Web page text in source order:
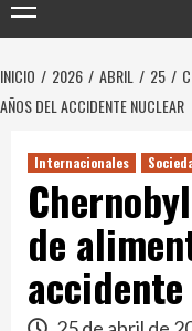
principal
INICIO 2026 ABRIL 25
AÑOS DEL ACCIDENTE NUCLEAR
Internacionales
de